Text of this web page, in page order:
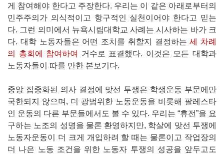
게 참여해야 한다고 주장한다. 우리는 이 같은 아래로부터의
민주주의가 의식적이고 항구적인 실천이어야 한다고 믿는
다. 그런 의미에서 뉴욕시립대학교 사례는 시사하는 바가 크
다. 대학 노동자들은 어떤 조치를 취할지 결정하는 세 차례
의 총회에 참여하여
거수로 표결했다. 이것은 모든 대학과
노동자들이 따를 만한 본보기다.
중앙 집중화된 의사 결정에 맞선 투쟁은 학생운동 부문에만
국한되지 않으며, 더 광범위한 노동운동을 비롯해 팔레스타
인 운동의 다른 부문들에서도 볼 수 있다. 우리는 “휴전”을 요
구하는 노조의 성명을 물론 환영하지만, 학살에 맞선 투쟁에
노동자운동이 더 크게 개입하려 할 때는 물론이고 작업장의
더 나은 노동 조건을 위한 노동자 투쟁의 성공을 앞두고도